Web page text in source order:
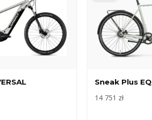
Sneak Plus EQ
14 751 zł